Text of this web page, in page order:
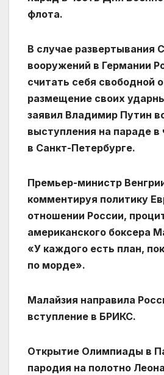
флота.
В случае развертывания
вооружений в Германии
считать себя свободной
размещение своих
заявил Владимир Путин
выступления на параде
в Санкт-Петербурге.
Премьер-министр
комментируя политику
отношении России,
американского боксера
«У каждого есть план,
по морде».
Малайзия направила
вступление в БРИКС.
Открытие Олимпиады в
пародия на полотно